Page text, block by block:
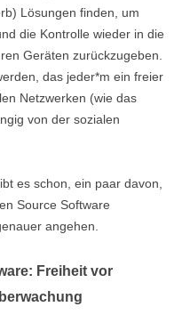
Lösungen finden, um
die Kontrolle wieder in die
Geräten zurückzugeben.
das jeder*m ein freier
Netzwerken (wie das
von der sozialen
es schon, ein paar davon,
Source Software
angehen.
Freiheit vor